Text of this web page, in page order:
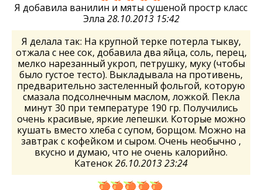
Я добавила ванилин и мяты сушеной простр класс
Элла 28.10.2013 15:42
Я делала так: На крупной терке потерла тыкву,
отжала с нее сок, добавила два яйца, соль, перец,
мелко нарезанный укроп, петрушку, муку (чтобы
было густое тесто). Выкладывала на противень,
предварительно застеленный фольгой, которую
смазала подсолнечным маслом, ложкой. Пекла
минут 30 при температуре 190 гр. Получились
очень красивые, яркие лепешки. Которые можно
кушать вместо хлеба с супом, борщом. Можно на
завтрак с кофейком и сыром. Очень необычно ,
вкусно и думаю, что не очень калорийно.
Катенок26.10.2013 23:24